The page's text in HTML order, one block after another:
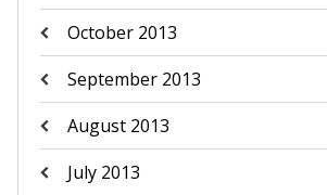
October 2013
September 2013
August 2013
July 2013